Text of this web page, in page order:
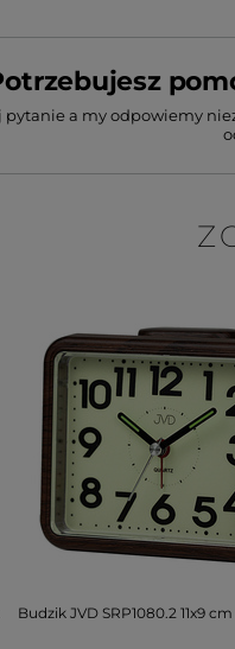
pytanie a my odpowiemy
Budzik JVD SRP1080.2 11x9